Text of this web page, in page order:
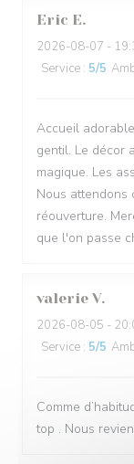
Eric E
2026-08-07 -
Service : 5/5
Accueil
gentil. Le décor
magique. Les
Nous attendons
réouverture.
que l'on passe
valerie V
2026-08-05 -
Service : 5/5
Comme
top . Nous